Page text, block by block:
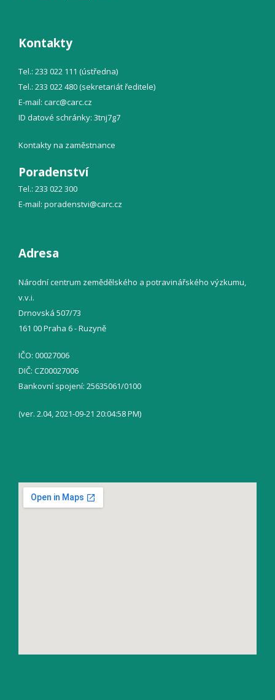
Kontakty
Tel.: 233 022 111 (ústředna)
Tel.: 233 022 480 (sekretariát ředitele)
E-mail: carc@carc.cz
ID datové schránky: 3tnj7g7
Kontakty na zaměstnance
Poradenství
Tel.: 233 022 300
E-mail: poradenstvi@carc.cz
Adresa
Národní centrum zemědělského a potravinářského výzkumu,
v.v.i.
Drnovská 507/73
161 00 Praha 6 - Ruzyně
IČO: 00027006
DIČ: CZ00027006
Bankovní spojení: 25635061/0100
(ver. 2.04, 2021-09-21 20:04:58 PM)